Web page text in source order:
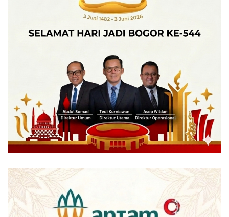
Kasat Narkoba Polresta Bogor Kota
Kota Bogor narkoba